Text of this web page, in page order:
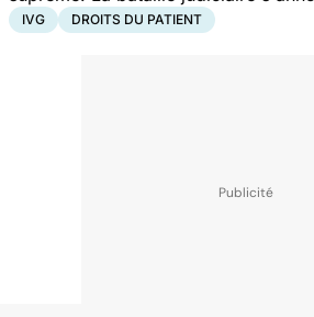
IVG DROITS DU PATIENT